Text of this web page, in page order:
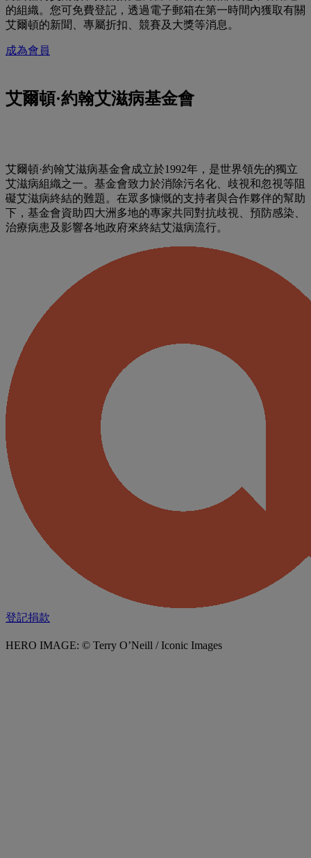
的組織。您可免費登記，透過電子郵箱在第一時間內獲取有關
艾爾頓的新聞、專屬折扣、競賽及大獎等消息。
成為會員
艾爾頓·約翰艾滋病基金會
艾爾頓·約翰艾滋病基金會成立於1992年，是世界領先的獨立
艾滋病組織之一。基金會致力於消除污名化、歧視和忽視等阻
礙艾滋病終結的難題。在眾多慷慨的支持者與合作夥伴的幫助
下，基金會資助四大洲多地的專家共同對抗歧視、預防感染、
治療病患及影響各地政府來終結艾滋病流行。
登記捐款
HERO IMAGE: © Terry O’Neill / Iconic Images